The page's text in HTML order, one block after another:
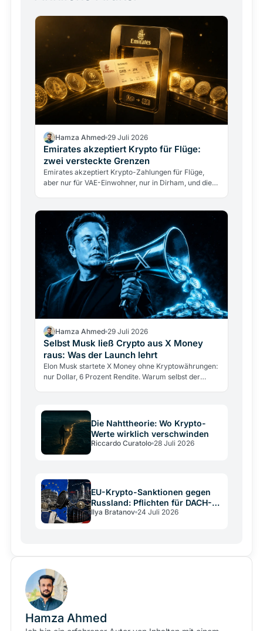
Hamza Ahmed 29 Juli 2026
Emirates akzeptiert Krypto für Flüge:
zwei versteckte Grenzen
Emirates akzeptiert Krypto-Zahlungen für Flüge,
aber nur für VAE-Einwohner, nur in Dirham, und die
Hamza Ahmed 29 Juli 2026
Selbst Musk ließ Crypto aus X Money
raus: Was der Launch lehrt
Elon Musk startete X Money ohne Kryptowährungen:
nur Dollar, 6 Prozent Rendite. Warum selbst der
Die Nahttheorie: Wo Krypto-
Werte wirklich verschwinden
Riccardo Curatolo 28 Juli 2026
EU-Krypto-Sanktionen gegen
Russland: Pflichten für DACH-
Betreiber
Ilya Bratanov 24 Juli 2026
Hamza Ahmed